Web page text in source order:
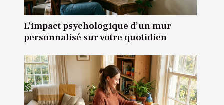
L’impact psychologique d’un mur
personnalisé sur votre quotidien